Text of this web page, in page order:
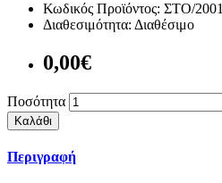
Κωδικός Προϊόντος: ΣΤΟ/2001
Διαθεσιμότητα: Διαθέσιμο
0,00€
Ποσότητα
Καλάθι
Περιγραφή